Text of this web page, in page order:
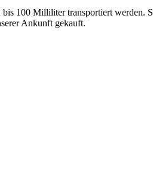
100 Milliliter transportiert werden.
Ankunft gekauft.